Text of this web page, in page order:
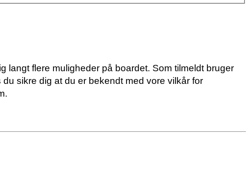
langt flere muligheder på boardet. Som tilmeldt bruger
sikre dig at du er bekendt med vore vilkår for